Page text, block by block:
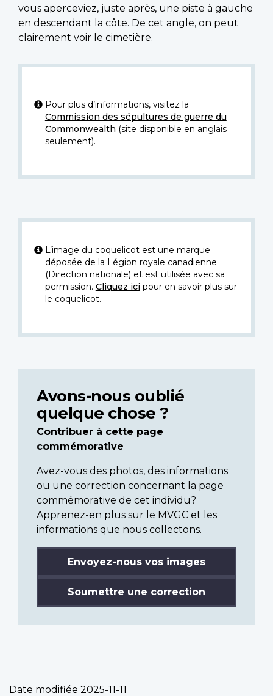
vous aperceviez, juste après, une piste à gauche
en descendant la côte. De cet angle, on peut
clairement voir le cimetière.
Pour plus d’informations, visitez la
Commission des sépultures de guerre du
Commonwealth (site disponible en anglais
seulement).
L’image du coquelicot est une marque
déposée de la Légion royale canadienne
(Direction nationale) et est utilisée avec sa
permission. Cliquez icipour en savoir plus sur
le coquelicot.
Avons-nous oublié
quelque chose ?
Contribuer à cette page
commémorative
Avez-vous des photos, des informations
ou une correction concernant la page
commémorative de cet individu?
Apprenez-en plus sur le MVGC et les
informations que nous collectons.
Envoyez-nous vos images
Soumettre une correction
Date modifiée 2025-11-11